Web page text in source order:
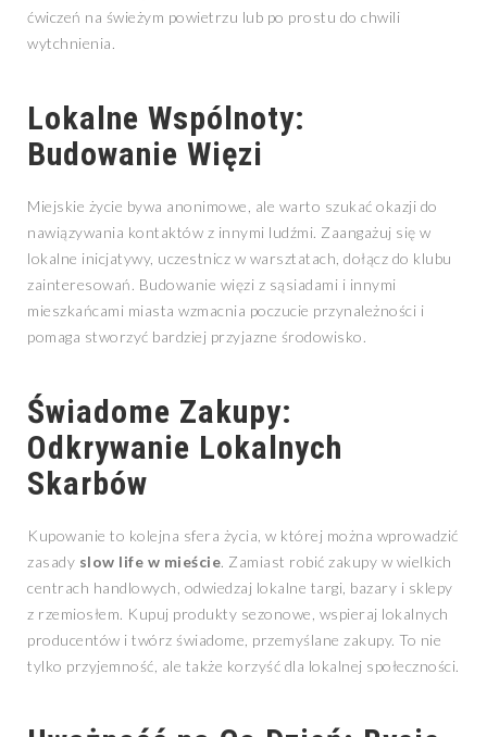
ćwiczeń na świeżym powietrzu lub po prostu do chwili
wytchnienia.
Lokalne Wspólnoty:
Budowanie Więzi
Miejskie życie bywa anonimowe, ale warto szukać okazji do
nawiązywania kontaktów z innymi ludźmi. Zaangażuj się w
lokalne inicjatywy, uczestnicz w warsztatach, dołącz do klubu
zainteresowań. Budowanie więzi z sąsiadami i innymi
mieszkańcami miasta wzmacnia poczucie przynależności i
pomaga stworzyć bardziej przyjazne środowisko.
Świadome Zakupy:
Odkrywanie Lokalnych
Skarbów
Kupowanie to kolejna sfera życia, w której można wprowadzić
zasady slow life w mieście. Zamiast robić zakupy w wielkich
centrach handlowych, odwiedzaj lokalne targi, bazary i sklepy
z rzemiosłem. Kupuj produkty sezonowe, wspieraj lokalnych
producentów i twórz świadome, przemyślane zakupy. To nie
tylko przyjemność, ale także korzyść dla lokalnej społeczności.